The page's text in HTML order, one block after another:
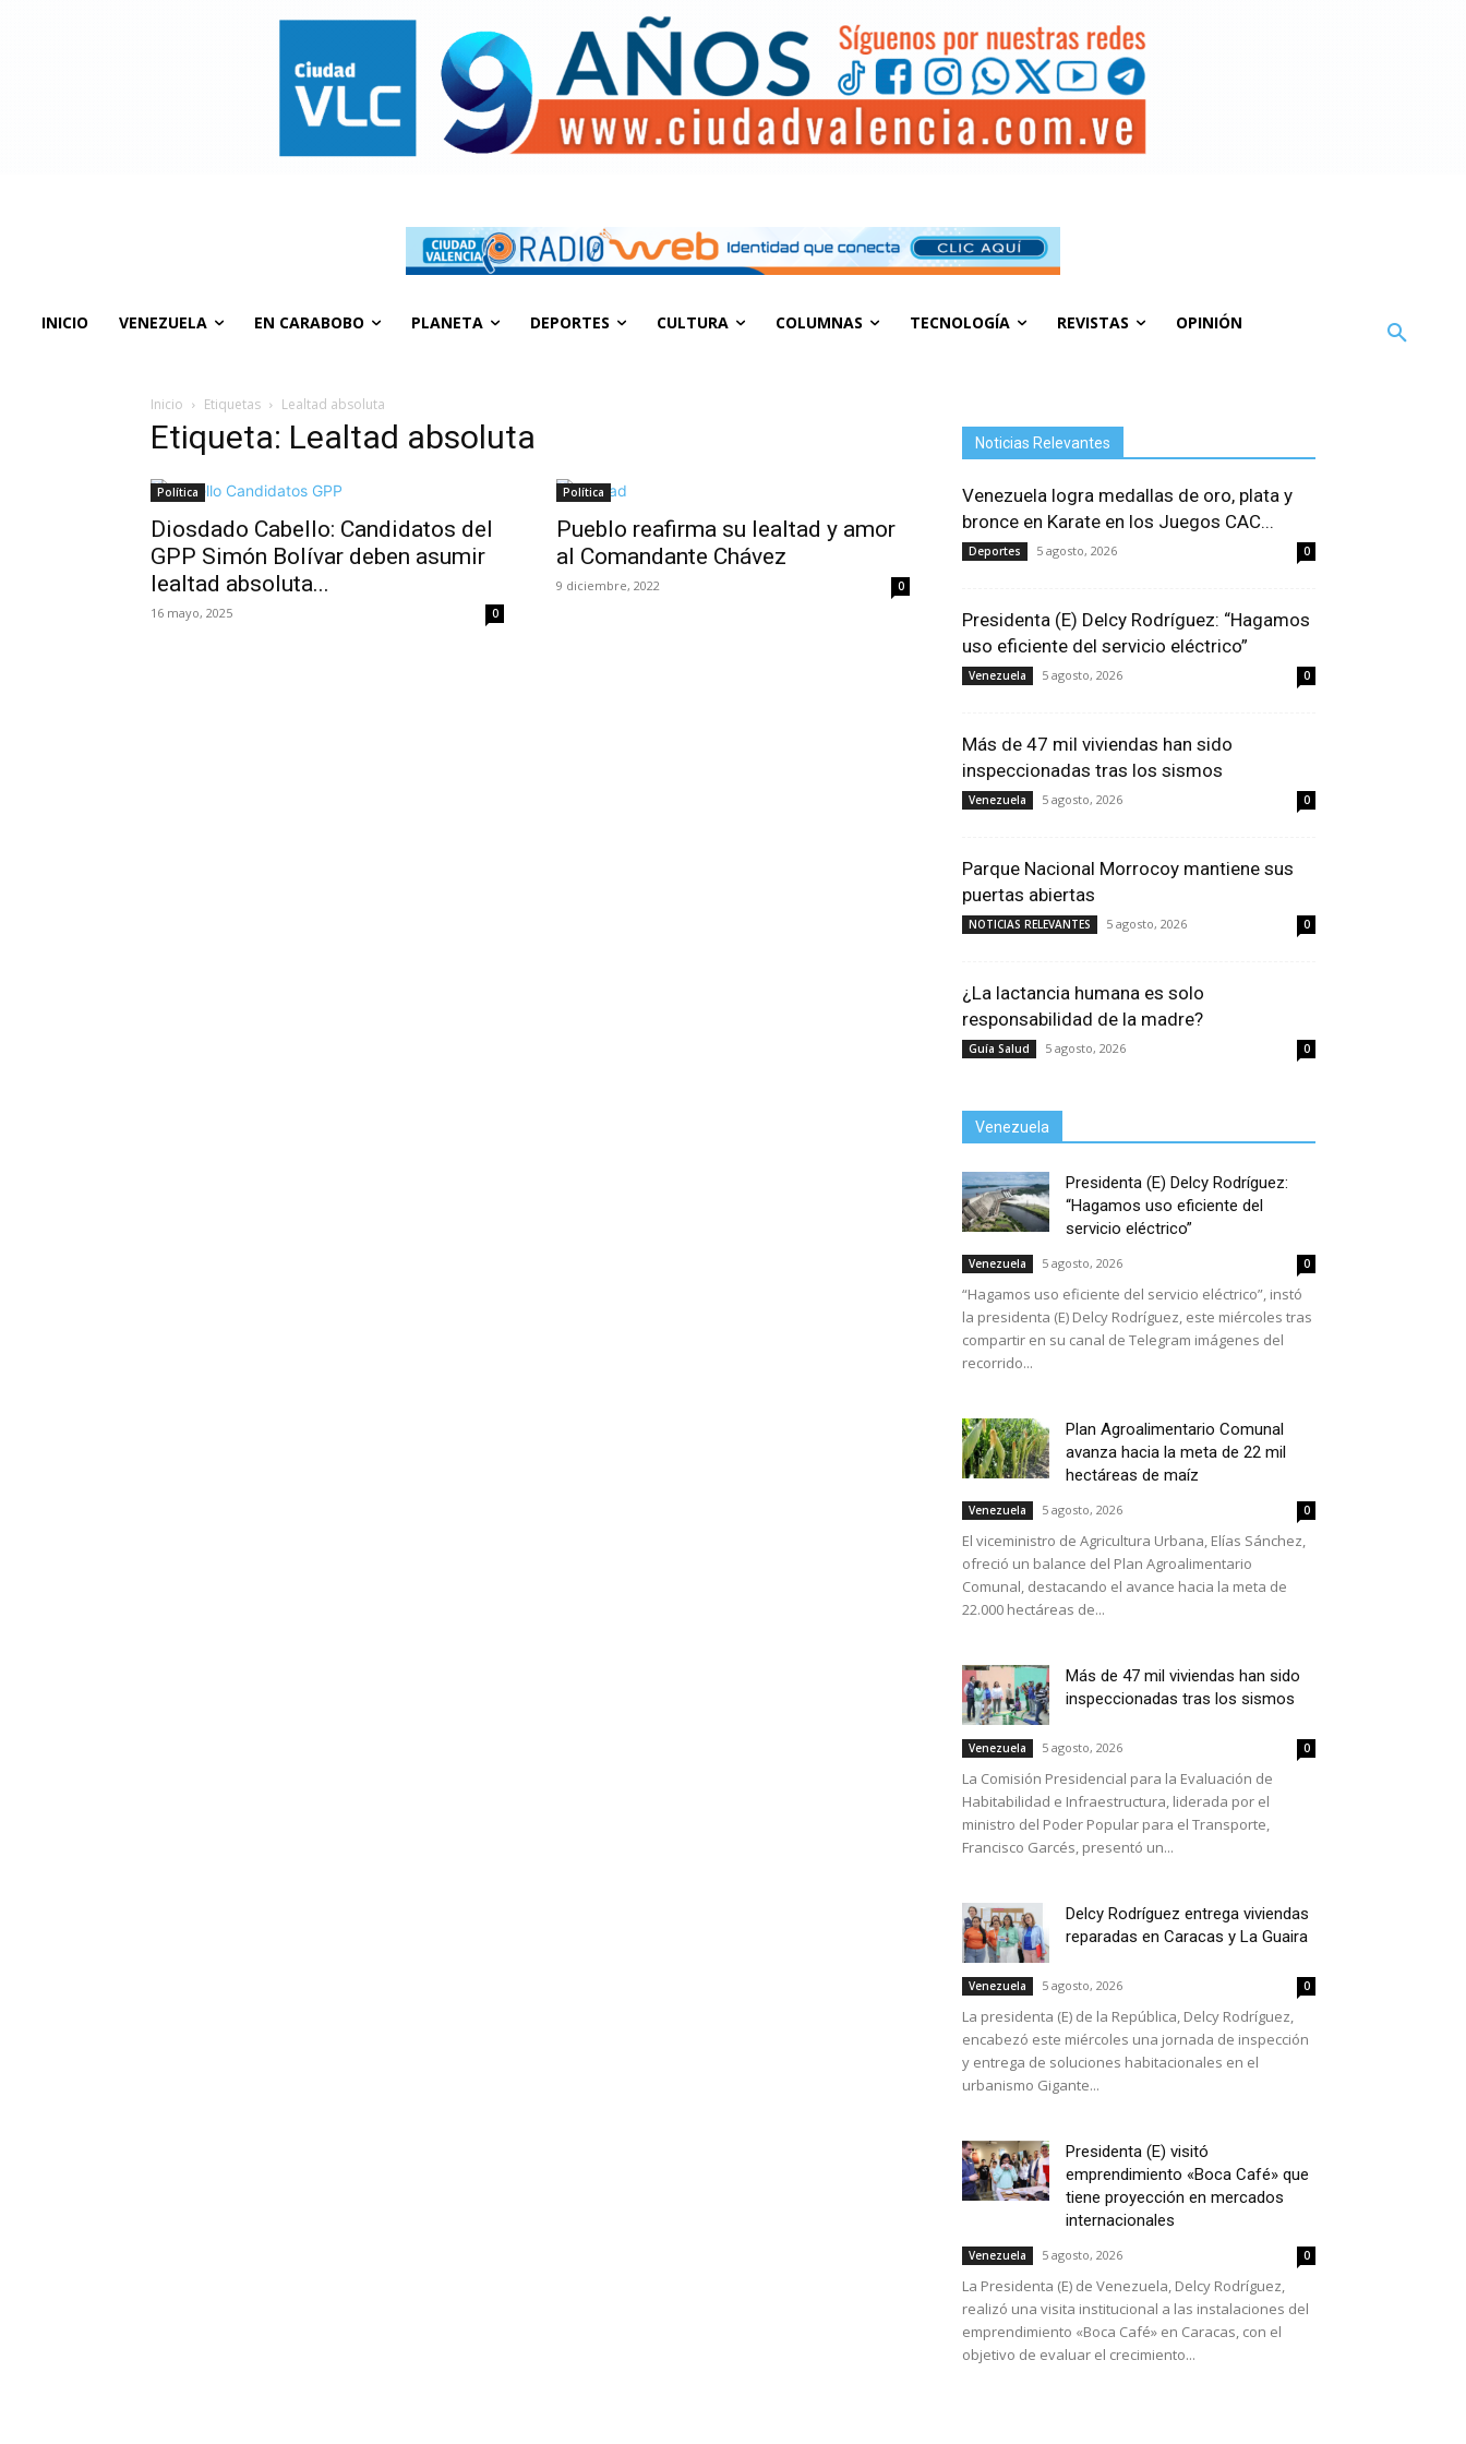
INICIO VENEZUELA EN CARABOBO PLANETA DEPORTES CULTURA COLUMNAS TECNOLOGÍA REVISTAS OPINIÓN
Inicio Etiquetas Lealtad absoluta
Etiqueta: Lealtad absoluta
Política
Diosdado Cabello: Candidatos del
GPP Simón Bolívar deben asumir
lealtad absoluta...
16 mayo, 2025 0
Política
Pueblo reafirma su lealtad y amor
al Comandante Chávez
9 diciembre, 2022 0
Noticias Relevantes
Venezuela logra medallas de oro, plata y
bronce en Karate en los Juegos CAC...
Deportes 5 agosto, 2026 0
Presidenta (E) Delcy Rodríguez: “Hagamos
uso eficiente del servicio eléctrico”
Venezuela 5 agosto, 2026 0
Más de 47 mil viviendas han sido
inspeccionadas tras los sismos
Venezuela 5 agosto, 2026 0
Parque Nacional Morrocoy mantiene sus
puertas abiertas
NOTICIAS RELEVANTES 5 agosto, 2026 0
¿La lactancia humana es solo
responsabilidad de la madre?
Guía Salud 5 agosto, 2026 0
Venezuela
Presidenta (E) Delcy Rodríguez:
“Hagamos uso eficiente del
servicio eléctrico”
Venezuela 5 agosto, 2026 0
“Hagamos uso eficiente del servicio eléctrico”, instó
la presidenta (E) Delcy Rodríguez, este miércoles tras
compartir en su canal de Telegram imágenes del
recorrido...
Plan Agroalimentario Comunal
avanza hacia la meta de 22 mil
hectáreas de maíz
Venezuela 5 agosto, 2026 0
El viceministro de Agricultura Urbana, Elías Sánchez,
ofreció un balance del Plan Agroalimentario
Comunal, destacando el avance hacia la meta de
22.000 hectáreas de...
Más de 47 mil viviendas han sido
inspeccionadas tras los sismos
Venezuela 5 agosto, 2026 0
La Comisión Presidencial para la Evaluación de
Habitabilidad e Infraestructura, liderada por el
ministro del Poder Popular para el Transporte,
Francisco Garcés, presentó un...
Delcy Rodríguez entrega viviendas
reparadas en Caracas y La Guaira
Venezuela 5 agosto, 2026 0
La presidenta (E) de la República, Delcy Rodríguez,
encabezó este miércoles una jornada de inspección
y entrega de soluciones habitacionales en el
urbanismo Gigante...
Presidenta (E) visitó
emprendimiento «Boca Café» que
tiene proyección en mercados
internacionales
Venezuela 5 agosto, 2026 0
La Presidenta (E) de Venezuela, Delcy Rodríguez,
realizó una visita institucional a las instalaciones del
emprendimiento «Boca Café» en Caracas, con el
objetivo de evaluar el crecimiento...